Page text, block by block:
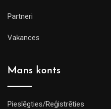
Partneri
Vakances
Mans konts
Pieslēgties/Reģistrēties